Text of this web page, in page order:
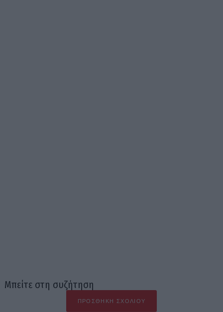
Μπείτε στη συζήτηση
ΠΡΟΣΘΉΚΗ ΣΧΟΛΊΟΥ